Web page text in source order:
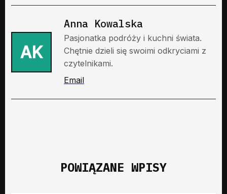
AK
Anna Kowalska
Pasjonatka podróży i kuchni świata.
Chętnie dzieli się swoimi odkryciami z
czytelnikami.
Email
POWIĄZANE WPISY